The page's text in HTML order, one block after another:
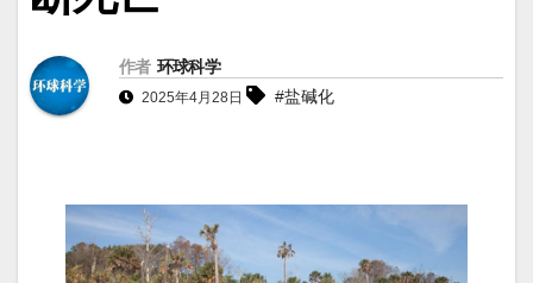
作者 环球科学
2025年4月28日 #盐碱化